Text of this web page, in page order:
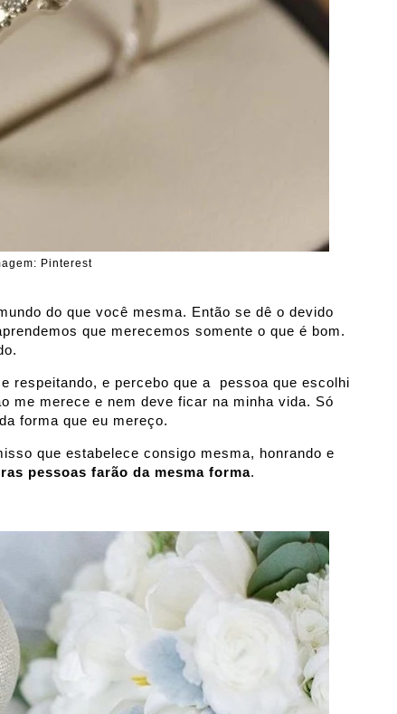
Pinterest
do que você mesma. Então se dê o devido
que merecemos somente o que é bom.
respeitando, e percebo que a pessoa que escolhi
me merece e nem deve ficar na minha vida. Só
forma que eu mereço.
que estabelece consigo mesma, honrando e
pessoas farão da mesma forma.